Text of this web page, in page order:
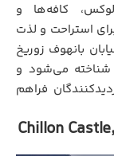
کافه‌ها و
استراحت و لذت
بانهوف زوریخ
می‌شود و
فراهم